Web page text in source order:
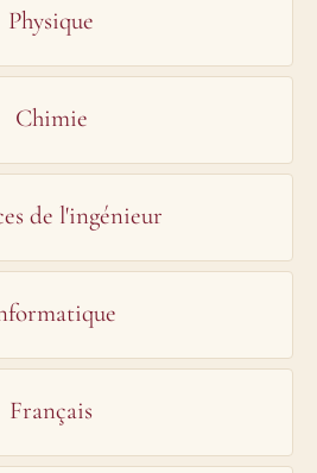
Physique
Chimie
de l'ingénieur
Français